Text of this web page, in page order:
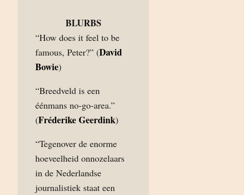
BLURBS
“How does it feel to be
famous, Peter?” (David
Bowie)
“Breedveld is een
éénmans no-go-area.”
(Fréderike Geerdink)
“Tegenover de enorme
hoeveelheid onnozelaars
in de Nederlandse
journalistiek staat een